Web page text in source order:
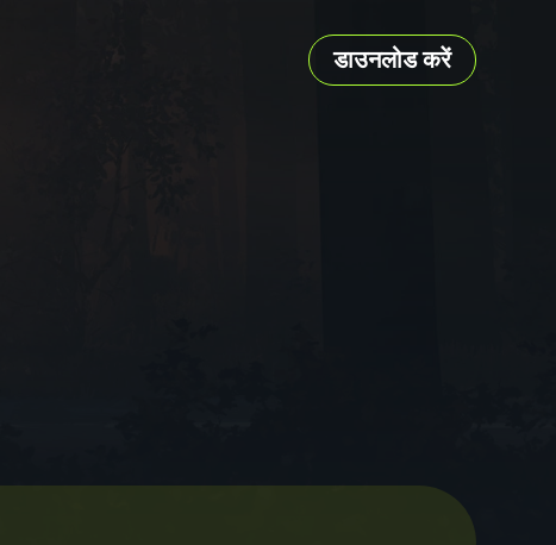
डाउनलोड करें